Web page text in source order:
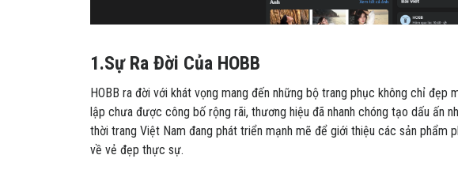
1.Sự Ra Đời Của HOBB
HOBB ra đời với khát vọng mang đến những bộ trang phục không chỉ
lập chưa được công bố rộng rãi, thương hiệu đã nhanh chóng tạo dấu ấn
thời trang Việt Nam đang phát triển mạnh mẽ để giới thiệu các sản phẩm
về vẻ đẹp thực sự.